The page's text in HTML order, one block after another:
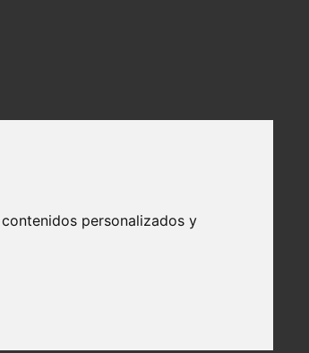
personalizados y